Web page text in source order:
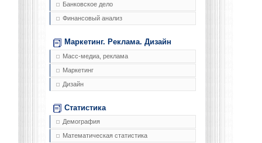
Банковское дело
Финансовый анализ
Маркетинг. Реклама. Дизайн
Масс-медиа, реклама
Маркетинг
Дизайн
Статистика
Демография
Математическая статистика